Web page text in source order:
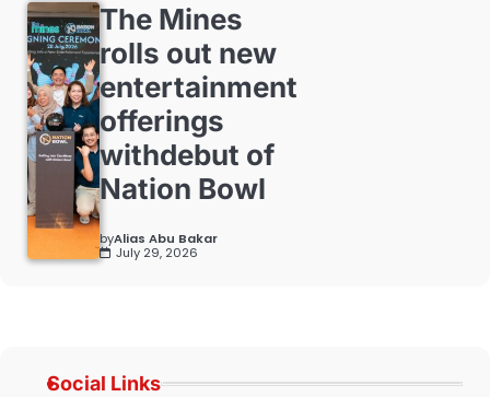
The Mines
rolls out new
entertainment
offerings
withdebut of
Nation Bowl
byAlias Abu Bakar
July 29, 2026
Social Links